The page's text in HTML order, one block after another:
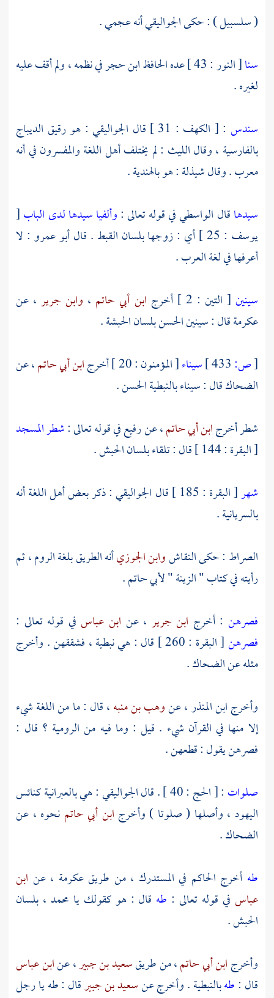
( سلسبيل ) : حكىالجواليقيأنه عجمي .
سنا[ النور : 43 ] عده الحافظ ابن حجرفي نظمه ، ولم أقف عليه
لغيره .
سندس : [ الكهف : 31 ] قال الجواليقي : هو رقيق الديباج
بالفارسية ، وقالالليث : لم يختلف أهل اللغة والمفسرون في أنه
معرب . وقالشيذلة: هو بالهندية .
سيدهاقال الواسطيفي قوله تعالى :وألفيا سيدها لدى الباب[
يوسف : 25 ] أي : زوجها بلسان القبط . قال
أبو عمرو : لا
أعرفها في لغة العرب .
سينين [ التين : 2 ] أخرج ابن أبي حاتم ، وابن جرير ، عن
عكرمةقال : سينين الحسن بلسانالحبشة.
[ص: سيناء[ المؤمنون : 20 ] أخرج ابن أبي حاتم، عن
الضحاكقال :سيناءبالنبطية الحسن .
شطر أخرجابن أبي حاتم، عن رفيع في قوله تعالى :شطر المسجد
[ البقرة : 144 ] قال : تلقاء بلسان الحبش .
شهر[ البقرة : 185 ] قال الجواليقي: ذكر بعض أهل اللغة أنه
بالسريانية .
الصراط : حكى النقاشوابن الجوزيأنه الطريق بلغةالروم، ثم
رأيته في كتاب " الزينة " لأبي حاتم .
فصرهن : أخرج ابن جرير ، عن ابن عباس في قوله تعالى :
فصرهن
[ البقرة : 260 ] قال : هي نبطية ، فشققهن . وأخرج
مثله عنالضحاك.
وأخرجابن المنذر، عنوهب بن منبه، قال : ما من اللغة شيء
إلا منها في القرآن شيء . قيل : وما فيه من الرومية ؟ قال :
فصرهن يقول : قطعهن .
صلوات : [ الحج : 40 ] . قال الجواليقي: هي بالعبرانية كنائس
اليهود ، وأصلها ( صلوتا ) وأخرج ابن أبي حاتم نحوه ، عن
الضحاك.
طه أخرج الحاكم في المستدرك ، من طريقعكرمة ، عن ابن
عباس في قوله تعالى : طه قال : هو كقولك يا محمد ، بلسان
الحبش .
وأخرجابن أبي حاتم، من طريقسعيد بن جبير، عنابن عباس
قال :طهبالنبطية . وأخرج عنسعيد بن جبيرقال : طه يا رجل